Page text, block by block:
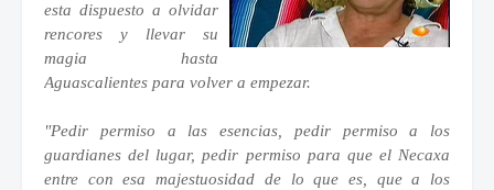
esta dispuesto a olvidar
rencores y llevar su
magia hasta
Aguascalientes para volver a empezar.
"Pedir permiso a las esencias, pedir permiso a los
guardianes del lugar, pedir permiso para que el Necaxa
entre con esa majestuosidad de lo que es, que a los